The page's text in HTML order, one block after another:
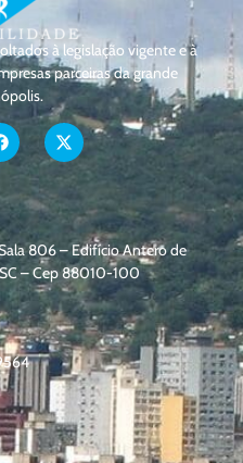
à legislação vigente e à
parceiras da grande
806 – Edifício Antero de
– Cep 88010-100